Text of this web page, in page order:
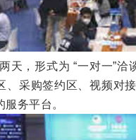
天，形式为 “一对一”
、采购签约区、视频对
务平台。